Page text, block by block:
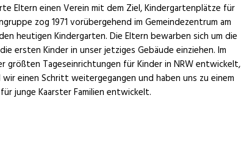
Eltern einen Verein mit dem Ziel, Kindergartenplätze für
zog 1971 vorübergehend im Gemeindezentrum am
heutigen Kindergarten. Die Eltern bewarben sich um die
ersten Kinder in unser jetziges Gebäude einziehen. Im
größten Tageseinrichtungen für Kinder in NRW entwickelt,
einen Schritt weitergegangen und haben uns zu einem
junge Kaarster Familien entwickelt.